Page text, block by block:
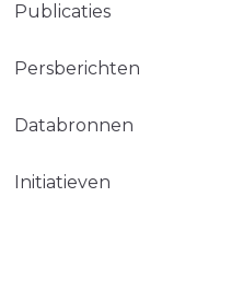
Publicaties
Persberichten
Databronnen
Initiatieven